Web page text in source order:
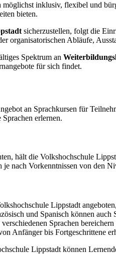
inklusiv, flexibel und
bieten.
sicherzustellen, folgt die
organisatorischen Abläufe,
Spektrum an
für sich findet.
an Sprachkursen für
erlernen.
hält die Volkshochschule
nach Vorkenntnissen von den
Lippstadt
und Spanisch können
Sprachen bereichern
Anfänger bis Fortgeschrittene
Lippstadt können